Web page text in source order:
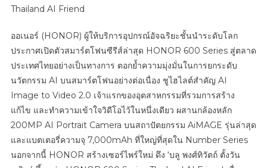
โฟน
เรือ
ธง
AI
Image
To
Thailand AI Friend
ออเนอร์ (HONOR) ผู้ให้บริการอุปกรณ์อัจฉริยะชั้นนำระดับโลก
ประกาศเปิดตัวสมาร์ตโฟนซีรีส์ล่าสุด HONOR 600 Series สู่ตลาด
ประเทศไทยอย่างเป็นทางการ ตอกย้ำความมุ่งมั่นในการยกระดับ
นวัตกรรม AI บนสมาร์ตโฟนอย่างต่อเนื่อง ชูไฮไลต์สำคัญ AI
Image to Video 2.0 เจ้าแรกของอุตสาหกรรมที่รวมการสร้าง
แก้ไข และทำความเข้าใจวิดีโอไว้ในหนึ่งเดียว ผสานกล้องหลัก
200MP AI Portrait Camera บนสถาปัตยกรรม AiMAGE รุ่นล่าสุด
และแบตเตอรี่ความจุ 7,000mAh ที่ใหญ่ที่สุดใน Number Series
นอกจากนี้ HONOR สร้างเซอร์ไพร์ใหม่ ดึง ‘บลู พงศ์ทิวัตถ์ ตั้งวัน